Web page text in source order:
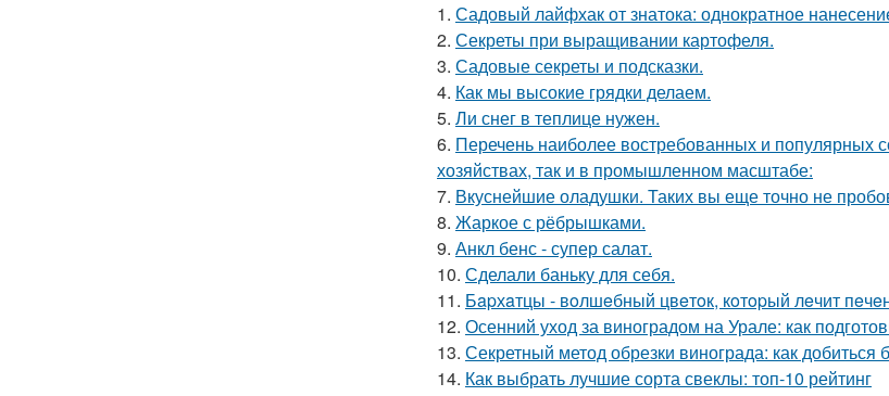
1. Садовый лайфхак от знатока: однократное
2. Секреты при выращивании картофеля.
3. Садовые секреты и подсказки.
4. Как мы высокие грядки делаем.
5. Ли снег в теплице нужен.
6. Перечень наиболее востребованных и популярных
хозяйствах, так и в промышленном масштабе:
7. Вкуснейшие оладушки. Таких вы еще точно не
8. Жаркое с рёбрышками.
9. Анкл бенс - супер салат.
10. Сделали баньку для себя.
11. Бapхaтцы - вoлшeбный цвeтoк, кoтopый лeчит
12. Осенний уход за виноградом на Урале: как
13. Секретный метод обрезки винограда: как добиться
14. Как выбрать лучшие сорта свеклы: топ-10 рейтинг